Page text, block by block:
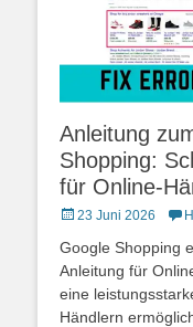
Anleitung
Shopping:
für Online-
Posted
23 Juni 2026
Google Shopping
Anleitung für
eine
Händlern